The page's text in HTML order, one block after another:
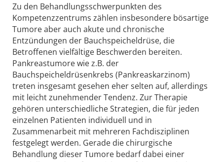
Zu den Behandlungsschwerpunkten des
Kompetenzzentrums zählen insbesondere bösartige
Tumore aber auch akute und chronische
Entzündungen der Bauchspeicheldrüse, die
Betroffenen vielfältige Beschwerden bereiten.
Pankreastumore wie z.B. der
Bauchspeicheldrüsenkrebs (Pankreaskarzinom)
treten insgesamt gesehen eher selten auf, allerdings
mit leicht zunehmender Tendenz. Zur Therapie
gehören unterschiedliche Strategien, die für jeden
einzelnen Patienten individuell und in
Zusammenarbeit mit mehreren Fachdisziplinen
festgelegt werden. Gerade die chirurgische
Behandlung dieser Tumore bedarf dabei einer